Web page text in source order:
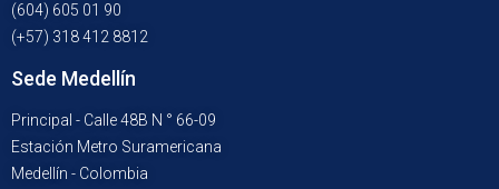
(604) 605 01 90
(+57) 318 412 8812
Sede Medellín
Principal - Calle 48B N ° 66-09
Estación Metro Suramericana
Medellín - Colombia